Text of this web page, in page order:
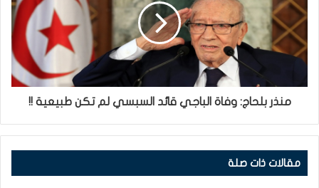
منذر بلحاج: وفاة الباجي قائد السبسي لم تكن طبيعية !!
مقالات ذات صلة